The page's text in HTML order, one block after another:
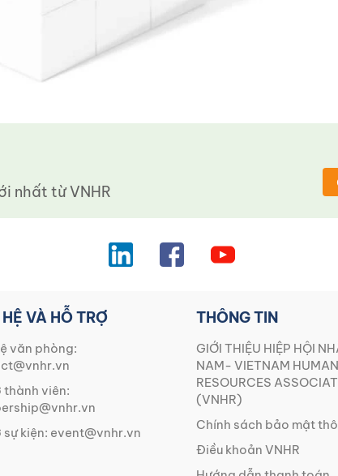
nhất từ ​​VNHR
VÀ HỖ TRỢ
văn phòng:
thành viên:
sự kiện: event@vnhr.vn
THÔNG TIN
GIỚI THIỆU HIỆP HỘI
NAM- VIETNAM HUMAN
RESOURCES
(VNHR)
Chính sách bảo mật
Điều khoản VNHR